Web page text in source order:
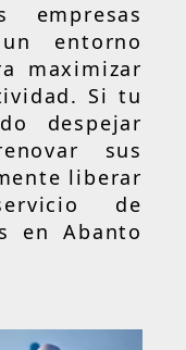
empresas
entorno
maximizar
Si tu
despejar
sus
liberar
de
en Abanto